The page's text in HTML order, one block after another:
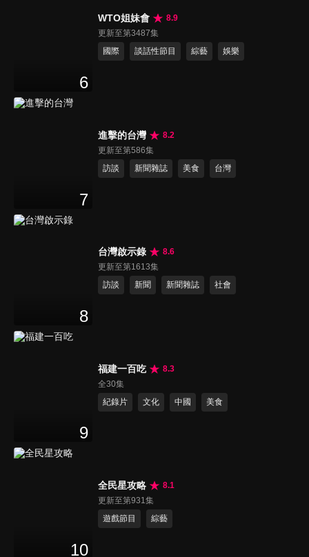
6
WTO姐妹會
8.9
更新至第3487集
國際
談話性節目 綜藝 娛樂
7
進擊的台灣
8.2
更新至第586集
訪談
新聞雜誌 美食 台灣
8
台灣啟示錄
8.6
更新至第1613集
訪談
新聞 新聞雜誌 社會
9
福建一百吃
8.3
全30集
紀錄片
文化 中國 美食
10
全民星攻略
8.1
更新至第931集
遊戲節目
綜藝